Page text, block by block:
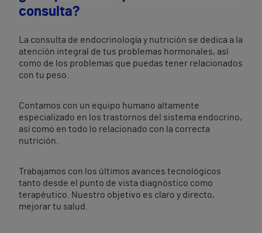
consulta?
La consulta de endocrinología y nutrición se dedica a la
atención integral de tus problemas hormonales, así
como de los problemas que puedas tener relacionados
con tu peso.
Contamos con un equipo humano altamente
especializado en los trastornos del sistema endocrino,
así como en todo lo relacionado con la correcta
nutrición.
Trabajamos con los últimos avances tecnológicos
tanto desde el punto de vista diagnóstico como
terapéutico. Nuestro objetivo es claro y directo,
mejorar tu salud.